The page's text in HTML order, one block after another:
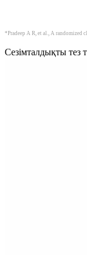
*Pradeep A R, et al., A
Сезімталдықты тез